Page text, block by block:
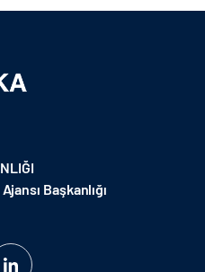
Başkanlığı